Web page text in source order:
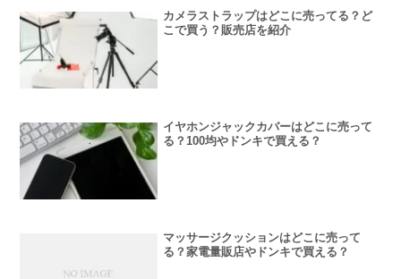
カメラストラップはどこに売ってる？ど
こで買う？販売店を紹介
イヤホンジャックカバーはどこに売って
る？100均やドンキで買える？
マッサージクッションはどこに売って
る？家電量販店やドンキで買える？